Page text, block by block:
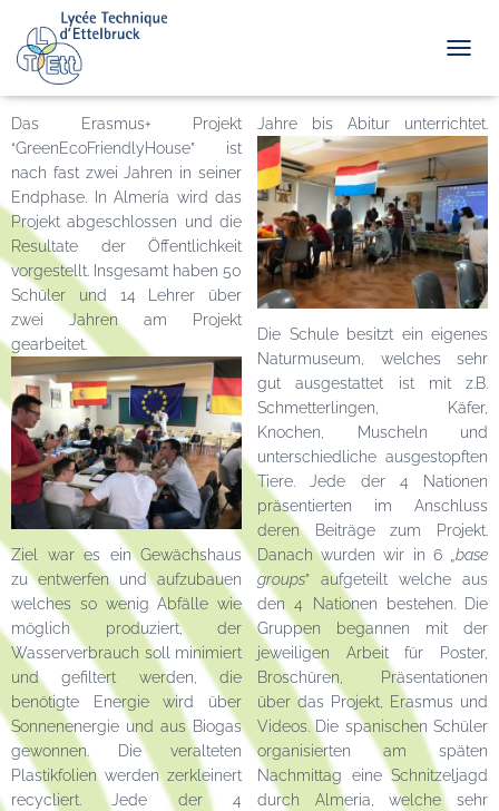
Das Erasmus+ Projekt
“GreenEcoFriendlyHouse” ist
nach fast zwei Jahren in seiner
Endphase. In Almería wird das
Projekt abgeschlossen und die
Resultate der Öffentlichkeit
vorgestellt. Insgesamt haben 50
Schüler und 14 Lehrer über
zwei Jahren am Projekt
gearbeitet.
Ziel war es ein Gewächshaus
zu entwerfen und aufzubauen
welches so wenig Abfälle wie
möglich produziert, der
Wasserverbrauch soll minimiert
und gefiltert werden, die
benötigte Energie wird über
Sonnenenergie und aus Biogas
gewonnen. Die veralteten
Plastikfolien werden zerkleinert
recycliert. Jede der 4
Jahre bis Abitur unterrichtet.
Die Schule besitzt ein eigenes
Naturmuseum, welches sehr
gut ausgestattet ist mit z.B.
Schmetterlingen, Käfer,
Knochen, Muscheln und
unterschiedliche ausgestopften
Tiere. Jede der 4 Nationen
präsentierten im Anschluss
deren Beiträge zum Projekt.
Danach wurden wir in 6 „base
groups” aufgeteilt welche aus
den 4 Nationen bestehen. Die
Gruppen begannen mit der
jeweiligen Arbeit für Poster,
Broschüren, Präsentationen
über das Projekt, Erasmus und
Videos. Die spanischen Schüler
organisierten am späten
Nachmittag eine Schnitzeljagd
durch Almeria, welche sehr